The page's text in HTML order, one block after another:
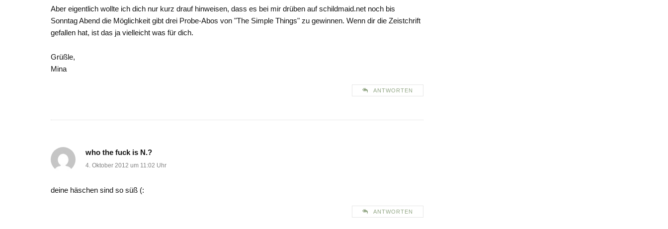
Aber eigentlich wollte ich dich nur kurz drauf hinweisen, dass es bei mir drüben auf schildmaid.net noch bis
Sonntag Abend die Möglichkeit gibt drei Probe-Abos von "The Simple Things" zu gewinnen. Wenn dir die Zeistchrift
gefallen hat, ist das ja vielleicht was für dich.
Grüßle,
Mina
ANTWORTEN
who the fuck is N.?
4. Oktober 2012 um 11:02 Uhr
deine häschen sind so süß (:
ANTWORTEN